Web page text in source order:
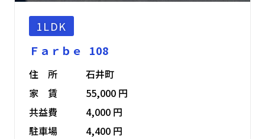
1LDK
Ｆａｒｂｅ 108
住 所
石井町
家 賃
55,000 円
共益費
4,000 円
駐車場
4,400 円